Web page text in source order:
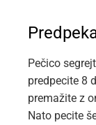
Pečico
predpecite 8
premažite z
Nato pecite